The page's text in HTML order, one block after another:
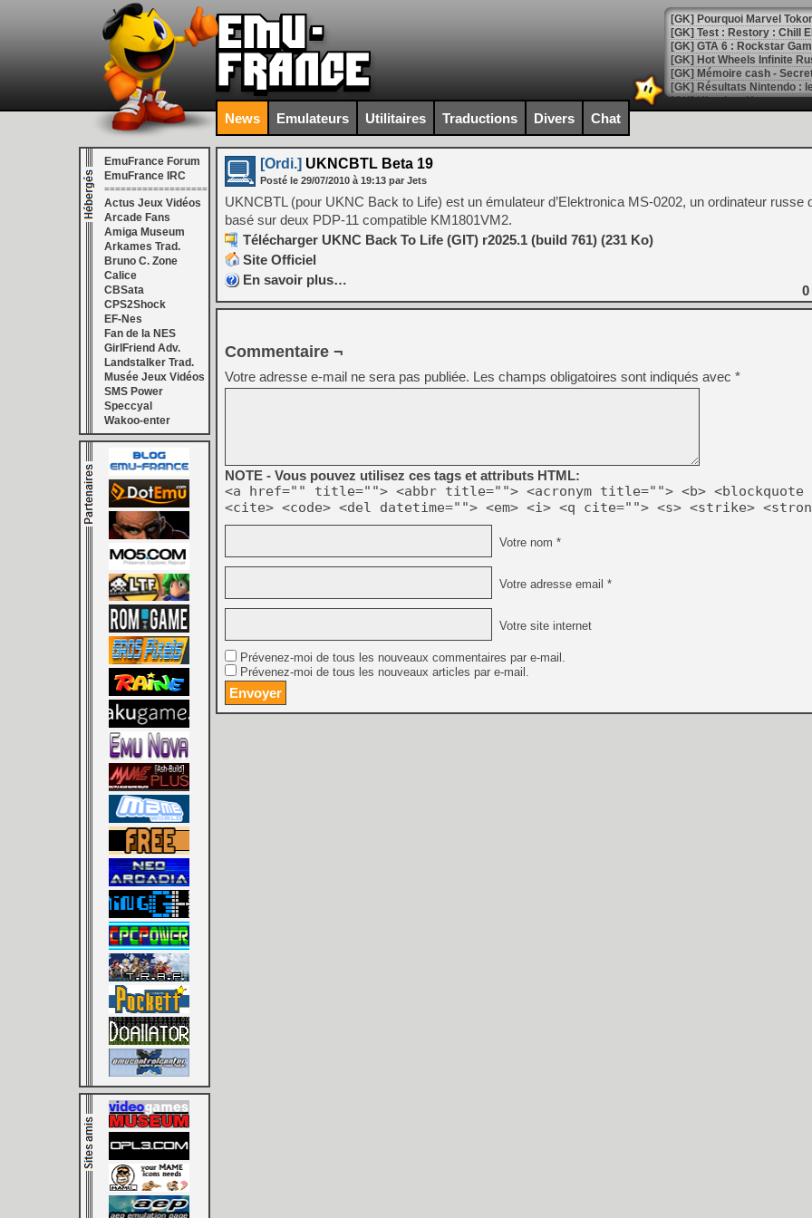
[GK] Pourquoi Marvel
[GK] Test : Restory : Chill
[GK] GTA 6 : Rockstar
[GK] Hot Wheels Infinite
[GK] Mémoire cash -
[GK] Résultats Nintendo :
[GK] Déjà des
[Mo5] Brickboy cherche à
[GK] Minecraft et ses «
[GK] Beast of
[GK] Ubisoft : fin de partie
[GK] Mémoire cash -
[GK] Dan Houser (GTA)
[GK] Comment EA Sports
[GK] Crimson Moon : un
[GK] Isle of Reveries : le
[GK] Moonlighter 2 : The
[GK] Capcom relance
[Mo5] Deux inédits du
[GK] Le beat'em up The
[GK] Endless Legend 2 :
[LS] [PS5] Le WebKit
[GK] Oubliez Crazy Taxi,
[LS] [Switch] NSZ 5.0.0
[GK] No More Room in
[GK] Un chatbot Atelier
[GK] Mémoire cash -
[GK] Nvidia : le prix des
[GK] Suikoden Star Leap
[Mo5] La mini borne
News Emulateurs Utilitaires Traductions Divers Chat
EmuFrance Forum
EmuFrance IRC
===================
Actus Jeux Vidéos
Arcade Fans
Amiga Museum
Arkames Trad.
Bruno C. Zone
Calice
CBSata
CPS2Shock
EF-Nes
Fan de la NES
GirlFriend Adv.
Landstalker Trad.
Musée Jeux Vidéos
SMS Power
Speccyal
Wakoo-enter
[Ordi.] UKNCBTL Beta 19
Posté le 29/07/2010 à 19:13 par Jets
UKNCBTL (pour UKNC Back to Life) est un émulateur d’Elektronica MS-0202, un ordinateur russe
basé sur deux PDP-11 compatible KM1801VM2.
Télécharger UKNC Back To Life (GIT) r2025.1 (build 761) (231 Ko)
Site Officiel
En savoir plus…
0
Commentaire ¬
Votre adresse e-mail ne sera pas publiée. Les champs obligatoires sont indiqués avec *
NOTE - Vous pouvez utilisez ces tags et attributs HTML:
<a href="" title=""> <abbr title=""> <acronym title=""> <b> <blockquote
<cite> <code> <del datetime=""> <em> <i> <q cite=""> <s> <strike>
Votre nom *
Votre adresse email *
Votre site internet
Prévenez-moi de tous les nouveaux commentaires par e-mail.
Prévenez-moi de tous les nouveaux articles par e-mail.